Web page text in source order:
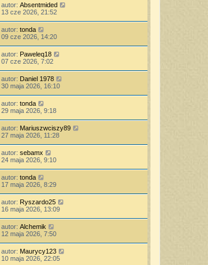
autor: Absentmided
13 cze 2026, 21:52
autor: tonda
09 cze 2026, 14:20
autor: Paweleq18
07 cze 2026, 7:02
autor: Daniel 1978
30 maja 2026, 16:10
autor: tonda
29 maja 2026, 9:18
autor: Mariuszwciszy89
27 maja 2026, 11:28
autor: sebamx
24 maja 2026, 9:10
autor: tonda
17 maja 2026, 8:29
autor: Ryszardo25
16 maja 2026, 13:09
autor: Alchemik
12 maja 2026, 7:50
autor: Maurycy123
10 maja 2026, 22:05